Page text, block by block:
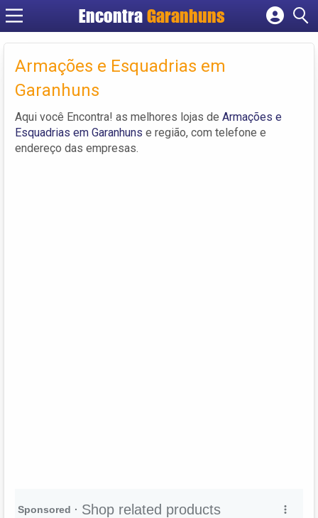
EncontraGaranhuns
Cadastrar empresa
Criar conta
Armações e Esquadrias em
Garanhuns
Aqui você Encontra! as melhores lojas de Armações e
Esquadrias em Garanhuns e região, com telefone e
endereço das empresas.